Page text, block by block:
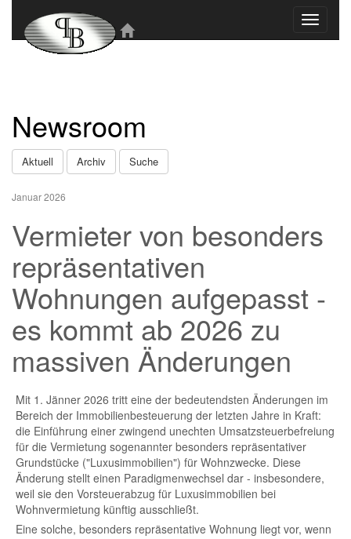
Toggle
Newsroom
Aktuell Archiv Suche
Januar 2026
Vermieter von besonders
repräsentativen
Wohnungen aufgepasst -
es kommt ab 2026 zu
massiven Änderungen
Mit 1. Jänner 2026 tritt eine der bedeutendsten Änderungen im
Bereich der Immobilienbesteuerung der letzten Jahre in Kraft:
die Einführung einer zwingend unechten Umsatzsteuerbefreiung
für die Vermietung sogenannter besonders repräsentativer
Grundstücke ("Luxusimmobilien") für Wohnzwecke. Diese
Änderung stellt einen Paradigmenwechsel dar - insbesondere,
weil sie den Vorsteuerabzug für Luxusimmobilien bei
Wohnvermietung künftig ausschließt.
Eine solche, besonders repräsentative Wohnung liegt vor, wenn